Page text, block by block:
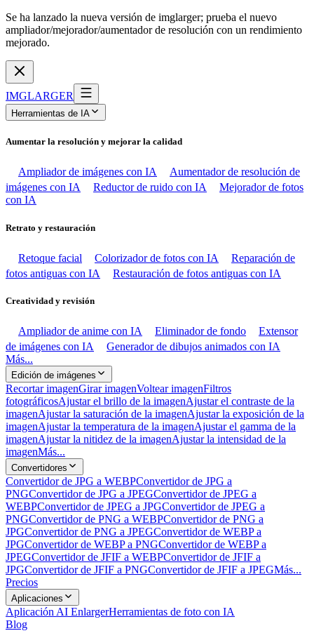
Se ha lanzado la nueva versión de imglarger; prueba el nuevo
ampliador/mejorador/aumentador de resolución con un rendimiento
mejorado.
IMGLARGER
Herramientas de IA
Aumentar la resolución y mejorar la calidad
Ampliador de imágenes con IA
Aumentador de resolución de
imágenes con IA
Reductor de ruido con IA
Mejorador de fotos
con IA
Retrato y restauración
Retoque facial Colorizador de fotos con IA
Reparación de
fotos antiguas con IA
Restauración de fotos antiguas con IA
Creatividad y revisión
Ampliador de anime con IA Eliminador de fondo
Extensor
de imágenes con IA
Generador de dibujos animados con IA
Más...
Edición de imágenes
Recortar imagenGirar imagenVoltear imagenFiltros
fotográficosAjustar el brillo de la imagenAjustar el contraste de la
imagenAjustar la saturación de la imagenAjustar la exposición de la
imagenAjustar la temperatura de la imagenAjustar el gamma de la
imagenAjustar la nitidez de la imagenAjustar la intensidad de la
imagenMás...
Convertidores
Convertidor de JPG a WEBPConvertidor de JPG a
PNGConvertidor de JPG a JPEGConvertidor de JPEG a
WEBPConvertidor de JPEG a JPGConvertidor de JPEG a
PNGConvertidor de PNG a WEBPConvertidor de PNG a
JPGConvertidor de PNG a JPEGConvertidor de WEBP a
JPGConvertidor de WEBP a PNGConvertidor de WEBP a
JPEGConvertidor de JFIF a WEBPConvertidor de JFIF a
JPGConvertidor de JFIF a PNGConvertidor de JFIF a JPEGMás...
Precios
Aplicaciones
Aplicación AI EnlargerHerramientas de foto con IA
Blog